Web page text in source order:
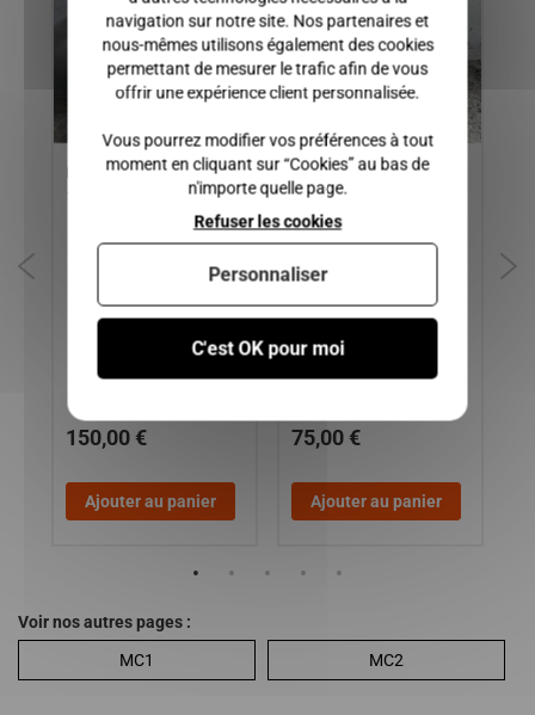
HAYON MICROCAR VIRGO
1, VIRGO 2, VIRGO 3
150,00 €
Ajouter au panier
SUPPORT DE FILTRE A
GASOIL MOTEUR
LOMBARDINI DCI Ldw 442,
LDW 492, LDW 492 EURO4
75,00 €
Ajouter au panier
Voir nos autres pages :
MC1
MC2
navigation sur notre site. Nos partenaires et
nous-mêmes utilisons également des cookies
permettant de mesurer le trafic afin de vous
offrir une expérience client personnalisée.
Vous pourrez modifier vos préférences à tout
moment en cliquant sur “Cookies” au bas de
n'importe quelle page.
C'est OK pour moi
Refuser les cookies
Personnaliser